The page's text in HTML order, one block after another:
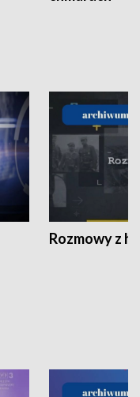
Rozmowy z